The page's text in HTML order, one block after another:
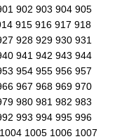
902 903 904 905
915 916 917 918
928 929 930 931
941 942 943 944
954 955 956 957
967 968 969 970
980 981 982 983
993 994 995 996
1004 1005 1006 1007